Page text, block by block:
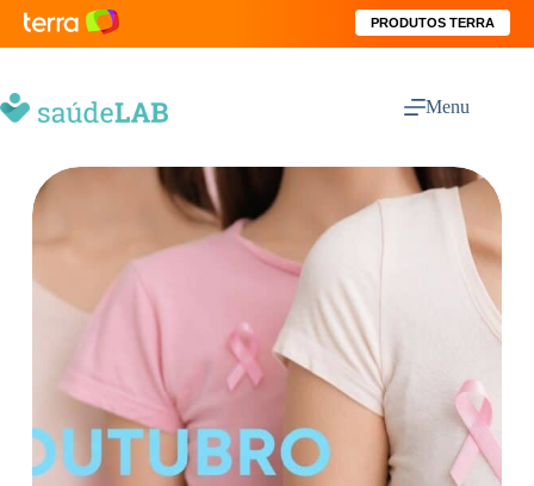
PRODUTOS TERRA
Menu